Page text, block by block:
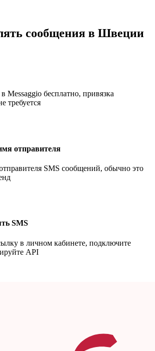
сообщения в Швеции
Messaggio бесплатно, привязка
требуется
отправителя
SMS сообщений, обычно это
SMS
в личном кабинете, подключите
API